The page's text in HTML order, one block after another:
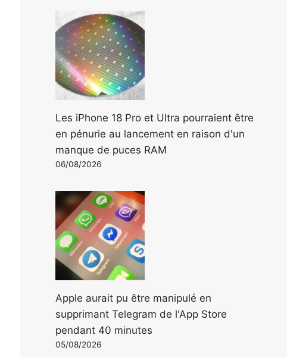
Les iPhone 18 Pro et Ultra pourraient être
en pénurie au lancement en raison d'un
manque de puces RAM
06/08/2026
Apple aurait pu être manipulé en
supprimant Telegram de l'App Store
pendant 40 minutes
05/08/2026